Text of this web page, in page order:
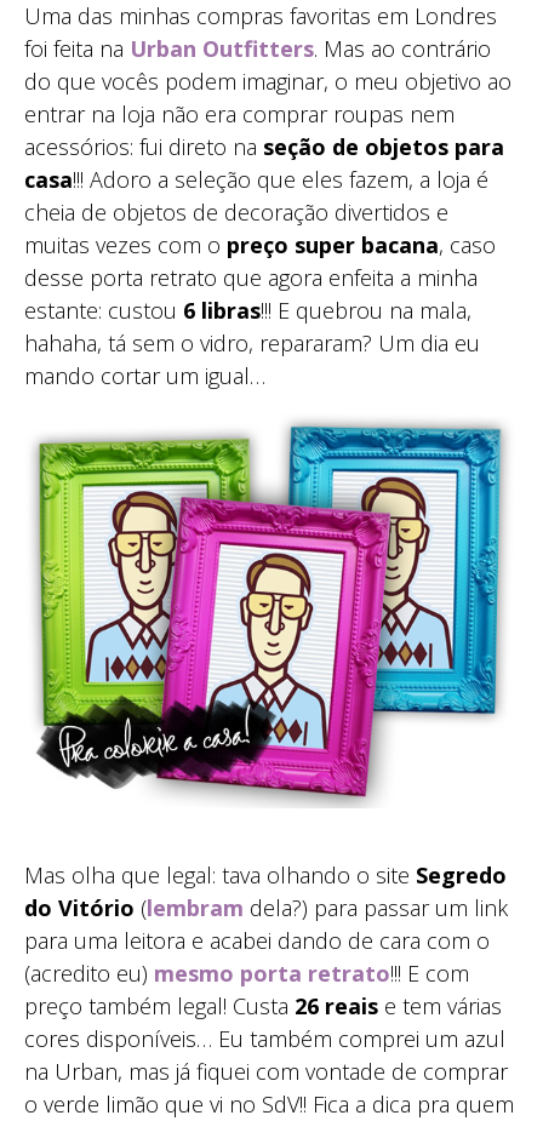
Uma das minhas compras favoritas em Londres
foi feita na Urban Outfitters. Mas ao contrário
do que vocês podem imaginar, o meu objetivo ao
entrar na loja não era comprar roupas nem
acessórios: fui direto na seção de objetos para
casa!!! Adoro a seleção que eles fazem, a loja é
cheia de objetos de decoração divertidos e
muitas vezes com o preço super bacana, caso
desse porta retrato que agora enfeita a minha
estante: custou 6 libras!!! E quebrou na mala,
hahaha, tá sem o vidro, repararam? Um dia eu
mando cortar um igual…
Mas olha que legal: tava olhando o site Segredo
do Vitório (lembram dela?) para passar um link
para uma leitora e acabei dando de cara com o
(acredito eu) mesmo porta retrato!!! E com
preço também legal! Custa 26 reais e tem várias
cores disponíveis… Eu também comprei um azul
na Urban, mas já fiquei com vontade de comprar
o verde limão que vi no SdV!! Fica a dica pra quem